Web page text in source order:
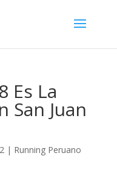
Es La
San Juan
| Running Peruano